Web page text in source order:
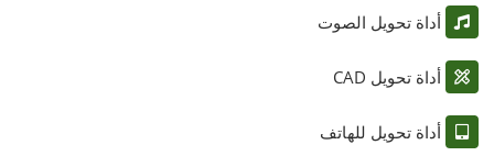
أداة تحويل الصوت
أداة تحويل CAD
أداة تحويل للهاتف